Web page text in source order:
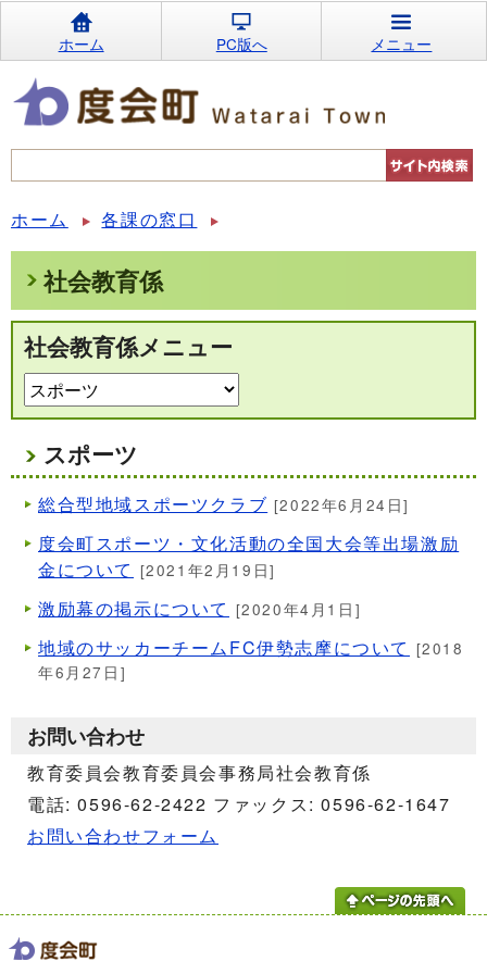
ホーム PC版へ メニュー
ホーム 各課の窓口
社会教育係
社会教育係メニュー
スポーツ
総合型地域スポーツクラブ [2022年6月24日]
度会町スポーツ・文化活動の全国大会等出場激励
金について [2021年2月19日]
激励幕の掲示について [2020年4月1日]
地域のサッカーチームFC伊勢志摩について [2018
年6月27日]
お問い合わせ
教育委員会教育委員会事務局社会教育係
電話: 0596-62-2422 ファックス: 0596-62-1647
お問い合わせフォーム